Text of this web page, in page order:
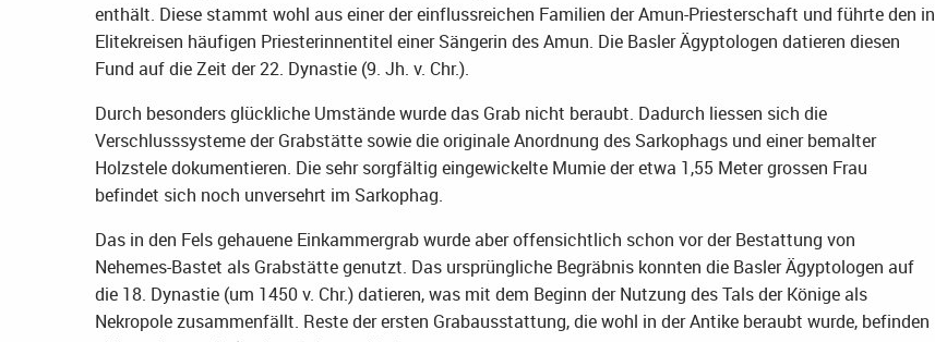
enthält. Diese stammt wohl aus einer der einflussreichen Familien der Amun-Priesterschaft und führte den in
Elitekreisen häufigen Priesterinnentitel einer Sängerin des Amun. Die Basler Ägyptologen datieren diesen
Fund auf die Zeit der 22. Dynastie (9. Jh. v. Chr.).
Durch besonders glückliche Umstände wurde das Grab nicht beraubt. Dadurch liessen sich die
Verschlusssysteme der Grabstätte sowie die originale Anordnung des Sarkophags und einer bemalter
Holzstele dokumentieren. Die sehr sorgfältig eingewickelte Mumie der etwa 1,55 Meter grossen Frau
befindet sich noch unversehrt im Sarkophag.
Das in den Fels gehauene Einkammergrab wurde aber offensichtlich schon vor der Bestattung von
Nehemes-Bastet als Grabstätte genutzt. Das ursprüngliche Begräbnis konnten die Basler Ägyptologen auf
die 18. Dynastie (um 1450 v. Chr.) datieren, was mit dem Beginn der Nutzung des Tals der Könige als
Nekropole zusammenfällt. Reste der ersten Grabausstattung, die wohl in der Antike beraubt wurde, befinden